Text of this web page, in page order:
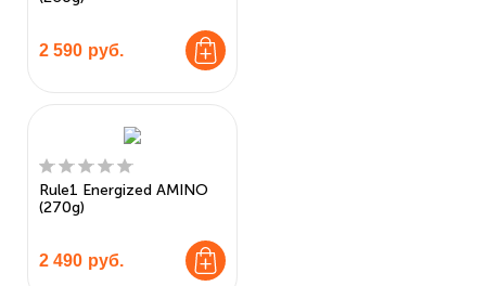
2 590 руб.
Rule1 Energized AMINO
(270g)
2 490 руб.